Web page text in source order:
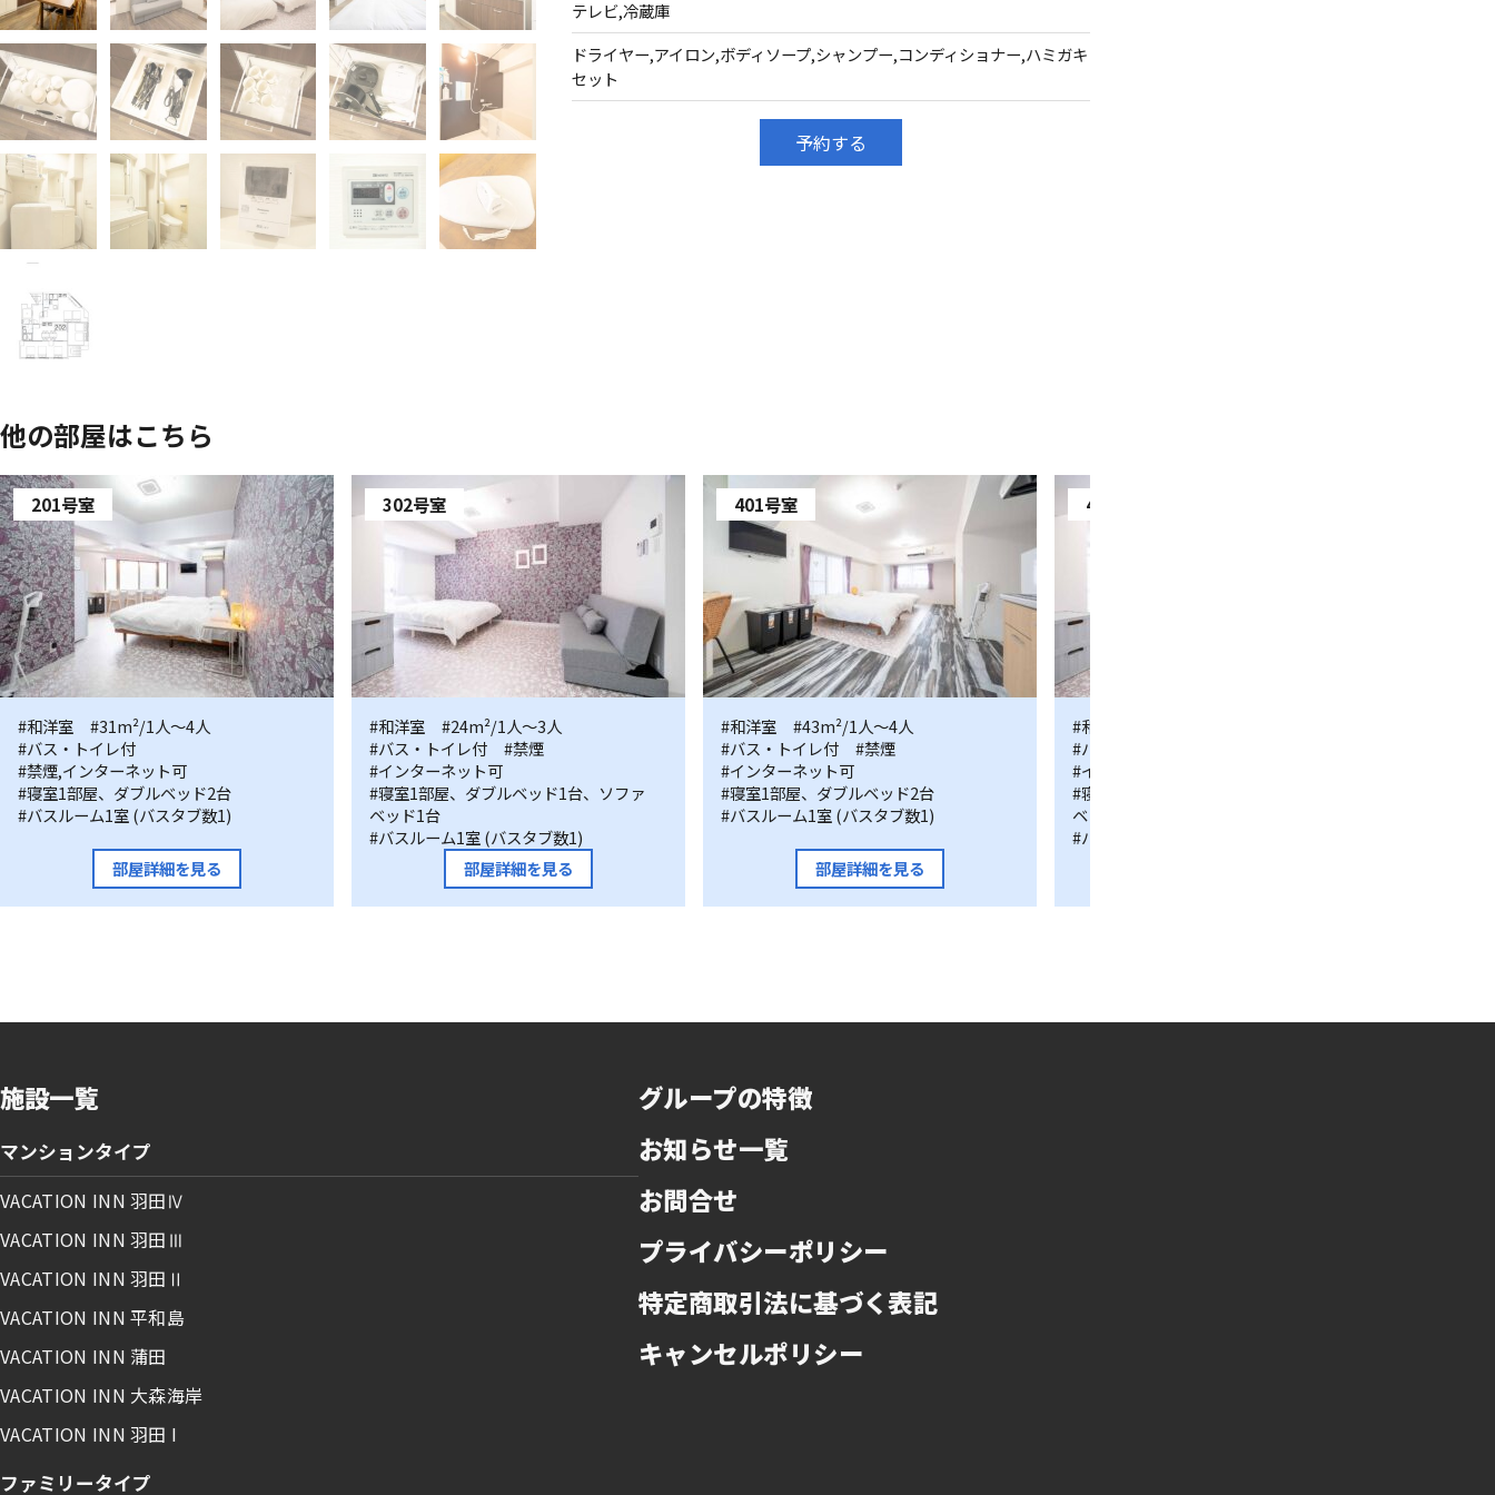
テレビ,冷蔵庫
ドライヤー,アイロン,ボディソープ,シャンプー,コンディショナー,ハミガキ
セット
予約する
他の部屋はこちら
201号室
201
号
室
#和洋室
#31m²/1人〜4人
#バス・トイレ付
#禁煙,インターネット可
#寝室1部屋、ダブルベッド2台
#バスルーム1室 (バスタブ数1)
部屋詳細を見る
302号室
302
号
室
#和洋室
#24m²/1人〜3人
#バス・トイレ付
#禁煙
#インターネット可
#寝室1部屋、ダブルベッド1台、ソファ
ベッド1台
#バスルーム1室 (バスタブ数1)
部屋詳細を見る
401号室
401
号
室
#和洋室
#43m²/1人〜4人
#バス・トイレ付
#禁煙
#インターネット可
#寝室1部屋、ダブルベッド2台
#バスルーム1室 (バスタブ数1)
部屋詳細を見る
402号室
402
号
室
#和洋室
#バス・トイレ付
#インターネット可
#寝室1部屋、ダブルベッド1台、ソファ
ベッド1台
#バスルーム1室 (バスタブ数1)
施設一覧
マンションタイプ
VACATION INN 羽田Ⅳ
VACATION INN 羽田Ⅲ
VACATION INN 羽田Ⅱ
VACATION INN 平和島
VACATION INN 蒲田
VACATION INN 大森海岸
VACATION INN 羽田 I
ファミリータイプ
グループの特徴
お知らせ一覧
お問合せ
プライバシーポリシー
特定商取引法に基づく表記
キャンセルポリシー